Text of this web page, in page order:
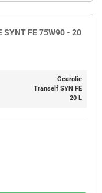
SYNT FE 75W90 - 20
Gearolie
Tranself SYN FE
20 L